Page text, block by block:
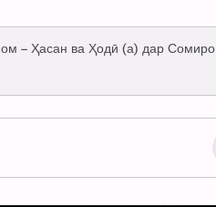
– Ҳасан ва Ҳодӣ (а) дар Сомиро